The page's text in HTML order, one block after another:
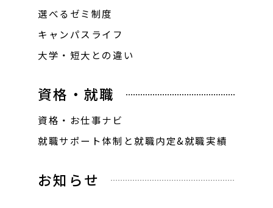
選べるゼミ制度
キャンパスライフ
大学・短大との違い
資格・就職
資格・お仕事ナビ
就職サポート体制と就職内定&就職実績
お知らせ